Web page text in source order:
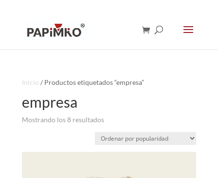
Inicio / Productos etiquetados “empresa”
empresa
Mostrando los 8 resultadosOrdenado
popularidad